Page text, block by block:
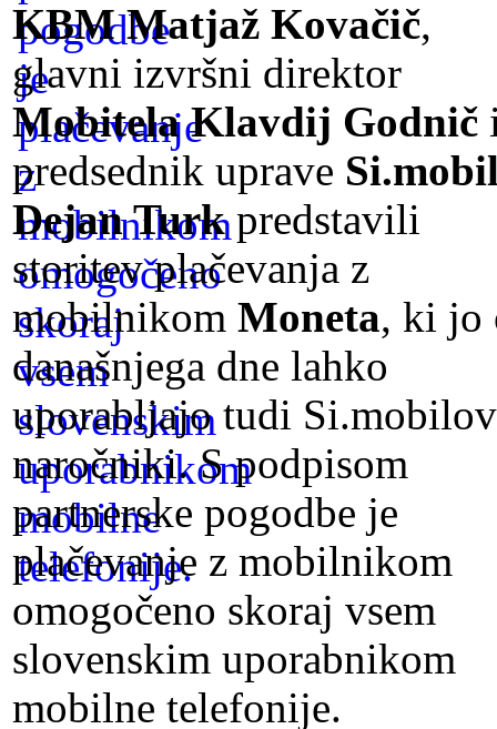
KBM Matjaž Kovačič,
glavni izvršni direktor
Mobitela Klavdij Godnič
predsednik uprave
Dejan Turkpredstavili
storitev plačevanja z
mobilnikom Moneta, ki jo
današnjega dne lahko
uporabljajo tudi
naročniki. S podpisom
partnerske pogodbe je
plačevanje z mobilnikom
omogočeno skoraj vsem
slovenskim uporabnikom
mobilne telefonije.